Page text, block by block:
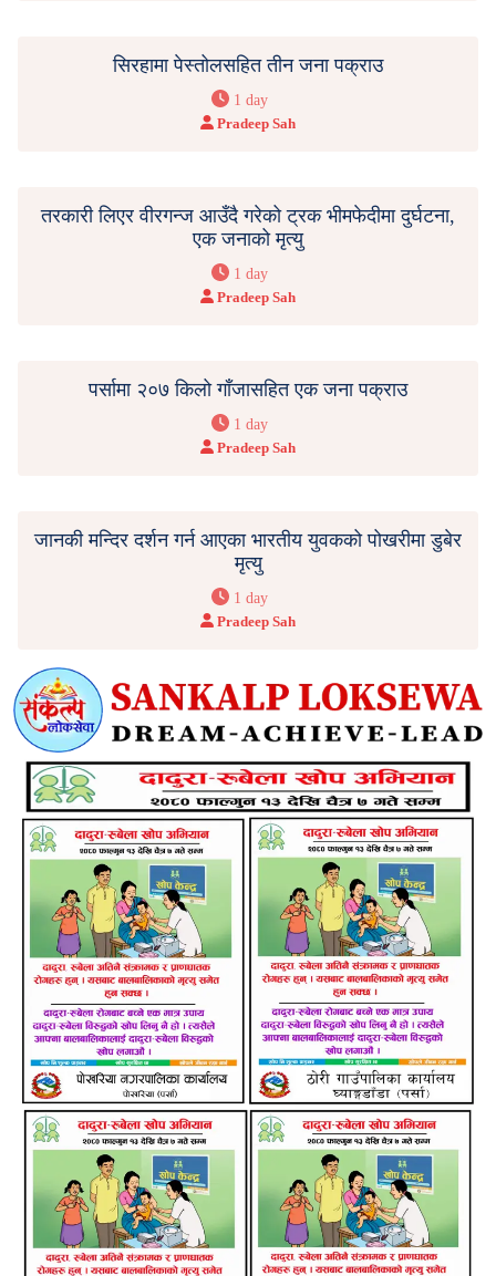
सिरहामा पेस्तोलसहित तीन जना पक्राउ
1 day
Pradeep Sah
तरकारी लिएर वीरगन्ज आउँदै गरेको ट्रक भीमफेदीमा दुर्घटना,
एक जनाको मृत्यु
1 day
Pradeep Sah
पर्सामा २०७ किलो गाँजासहित एक जना पक्राउ
1 day
Pradeep Sah
जानकी मन्दिर दर्शन गर्न आएका भारतीय युवकको पोखरीमा डुबेर
मृत्यु
1 day
Pradeep Sah